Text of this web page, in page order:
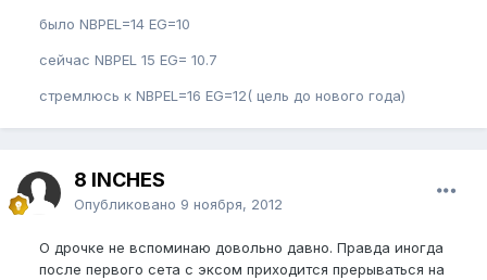
было NBPEL=14 EG=10
сейчас NBPEL 15 EG= 10.7
стремлюсь к NBPEL=16 EG=12( цель до нового года)
8 INCHES
Опубликовано 9 ноября, 2012
О дрочке не вспоминаю довольно давно. Правда иногда
после первого сета с эксом приходится прерываться на